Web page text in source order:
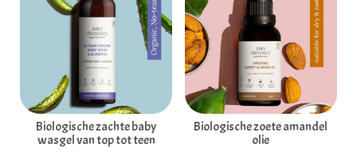
Biologische zachte baby
wasgel van top tot teen
Biologische zoete amandel
olie